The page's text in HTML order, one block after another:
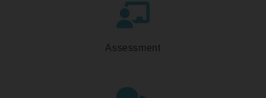
Assessment